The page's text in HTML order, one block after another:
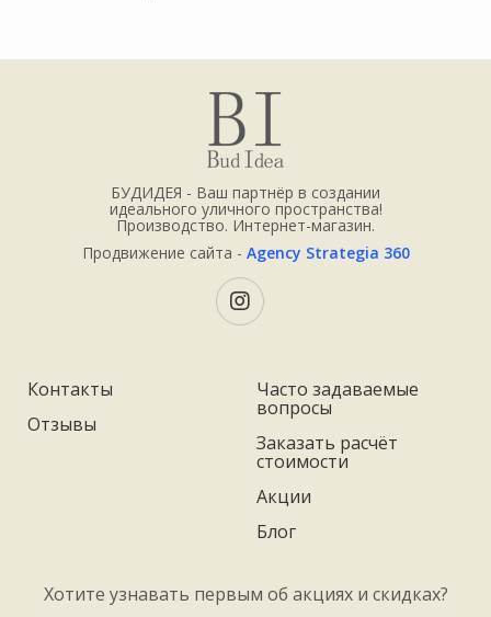
БУДИДЕЯ - Ваш партнёр в создании
идеального уличного пространства!
Производство. Интернет-магазин.
Продвижение сайта - Agency Strategia 360
Контакты
Отзывы
Часто задаваемые
вопросы
Заказать расчёт
стоимости
Акции
Блог
Хотите узнавать первым об акциях и скидках?